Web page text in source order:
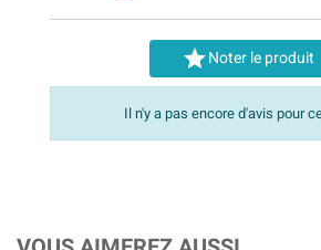
Noter le produit
Il n'y a pas encore d'avis pour